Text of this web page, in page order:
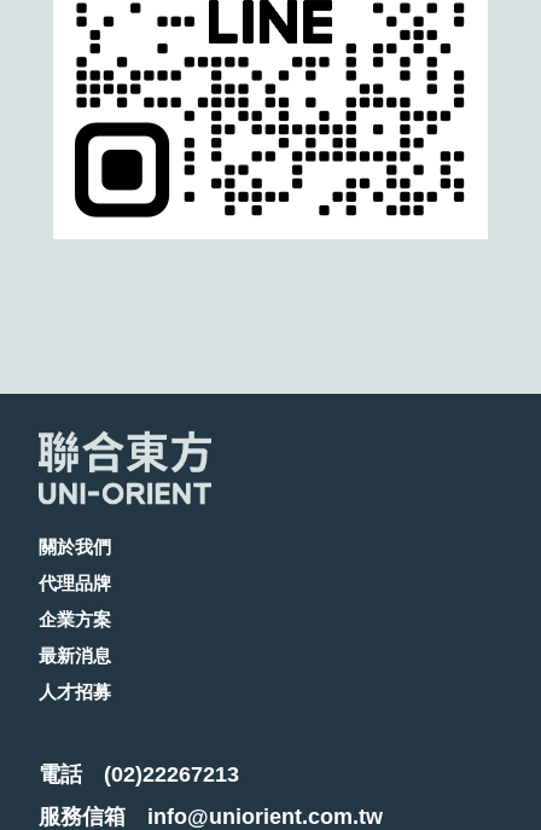
關於我們
代理品牌
企業方案
最新消息
人才招募
電話 (02)22267213
服務信箱 info@uniorient.com.tw